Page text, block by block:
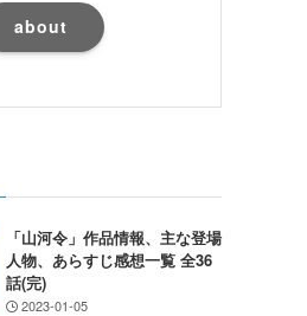
about
「山河令」作品情報、主な登場
人物、あらすじ感想一覧 全36
話(完)
2023-01-05